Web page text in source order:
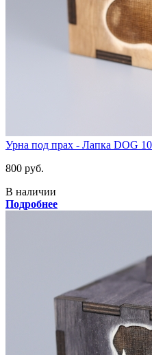
Урна под прах - Лапка DOG
800 руб.
В наличии
Подробнее